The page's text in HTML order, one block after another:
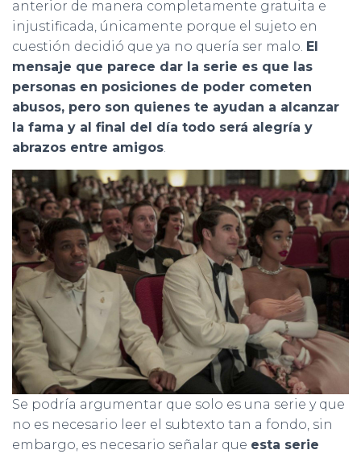
anterior de manera completamente gratuita e
injustificada, únicamente porque el sujeto en
cuestión decidió que ya no quería ser malo. El
mensaje que parece dar la serie es que las
personas en posiciones de poder cometen
abusos, pero son quienes te ayudan a alcanzar
la fama y al final del día todo será alegría y
abrazos entre amigos
Se podría argumentar que solo es una serie y que
no es necesario leer el subtexto tan a fondo, sin
embargo, es necesario señalar que esta serie